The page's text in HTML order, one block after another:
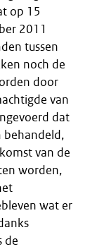
op 15
2011
tussen
noch de
door
van
dat
behandeld,
van de
worden,
wat er
de